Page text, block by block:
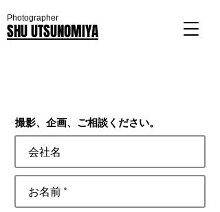
SHU UTSUNOMIYA
Photographer
撮影、企画、ご相談ください。